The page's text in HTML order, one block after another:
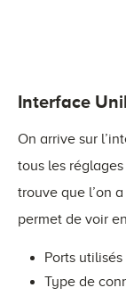
Interface
On arrive sur
tous les
trouve que l’on
permet de voir
Ports
Type de